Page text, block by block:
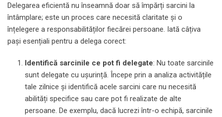
Delegarea eficientă nu înseamnă doar să împărți sarcini la
întâmplare; este un proces care necesită claritate și o
înțelegere a responsabilităților fiecărei persoane. Iată câțiva
pași esențiali pentru a delega corect:
Identifică sarcinile ce pot fi delegate: Nu toate sarcinile
sunt delegate cu ușurință. Începe prin a analiza activitățile
tale zilnice și identifică acele sarcini care nu necesită
abilități specifice sau care pot fi realizate de alte
persoane. De exemplu, dacă lucrezi într-o echipă, sarcinile